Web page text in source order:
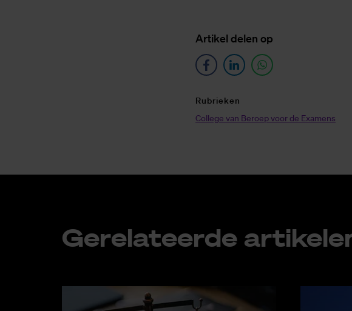
Ar­ti­kel de­len op
Ru­brie­ken
College van Beroep voor de Examens
Ge­re­la­teer­de